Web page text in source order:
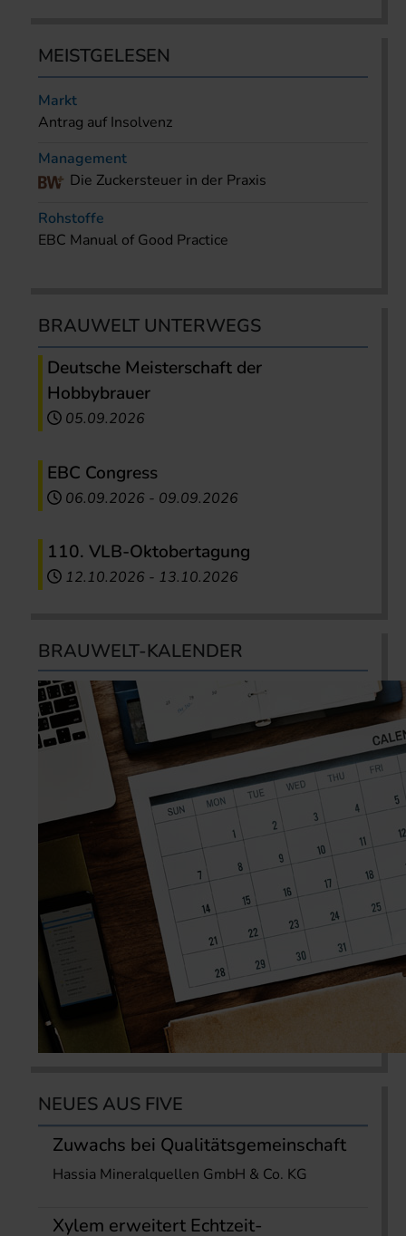
MEISTGELESEN
Markt
Antrag auf Insolvenz
Management
Die Zuckersteuer in der Praxis
Rohstoffe
EBC Manual of Good Practice
BRAUWELT UNTERWEGS
Deutsche Meisterschaft der
Hobbybrauer
05.09.2026
EBC Congress
06.09.2026 - 09.09.2026
110. VLB-Oktobertagung
12.10.2026 - 13.10.2026
BRAUWELT-KALENDER
NEUES AUS FIVE
Zuwachs bei Qualitätsgemeinschaft
Hassia Mineralquellen GmbH & Co. KG
Xylem erweitert Echtzeit-